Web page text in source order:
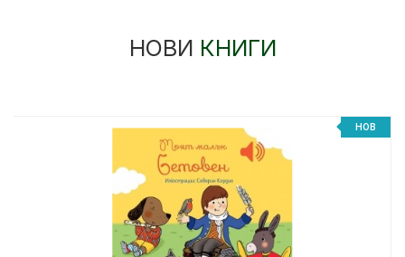
НОВИ КНИГИ
НОВ